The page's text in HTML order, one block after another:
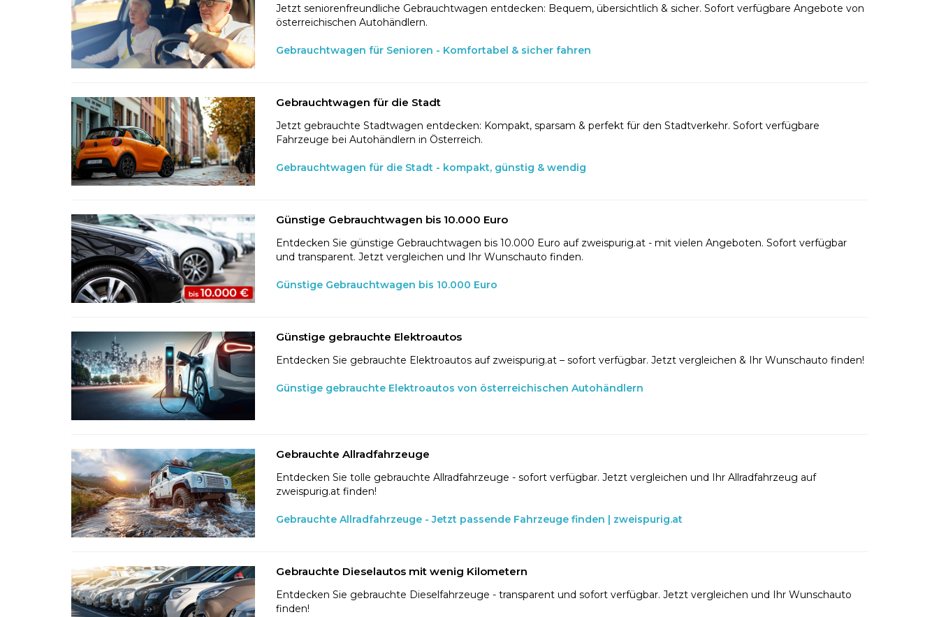
Jetzt seniorenfreundliche Gebrauchtwagen entdecken: Bequem, übersichtlich & sicher. Sofort verfügbare Angebote von
österreichischen Autohändlern.
Gebrauchtwagen für Senioren - Komfortabel & sicher fahren
Gebrauchtwagen für die Stadt
Jetzt gebrauchte Stadtwagen entdecken: Kompakt, sparsam & perfekt für den Stadtverkehr. Sofort verfügbare
Fahrzeuge bei Autohändlern in Österreich.
Gebrauchtwagen für die Stadt - kompakt, günstig & wendig
Günstige Gebrauchtwagen bis 10.000 Euro
Entdecken Sie günstige Gebrauchtwagen bis 10.000 Euro auf zweispurig.at - mit vielen Angeboten. Sofort verfügbar
und transparent. Jetzt vergleichen und Ihr Wunschauto finden.
Günstige Gebrauchtwagen bis 10.000 Euro
Günstige gebrauchte Elektroautos
Entdecken Sie gebrauchte Elektroautos auf zweispurig.at – sofort verfügbar. Jetzt vergleichen & Ihr Wunschauto finden!
Günstige gebrauchte Elektroautos von österreichischen Autohändlern
Gebrauchte Allradfahrzeuge
Entdecken Sie tolle gebrauchte Allradfahrzeuge - sofort verfügbar. Jetzt vergleichen und Ihr Allradfahrzeug auf
zweispurig.at finden!
Gebrauchte Allradfahrzeuge - Jetzt passende Fahrzeuge finden | zweispurig.at
Gebrauchte Dieselautos mit wenig Kilometern
Entdecken Sie gebrauchte Dieselfahrzeuge - transparent und sofort verfügbar. Jetzt vergleichen und Ihr Wunschauto
finden!